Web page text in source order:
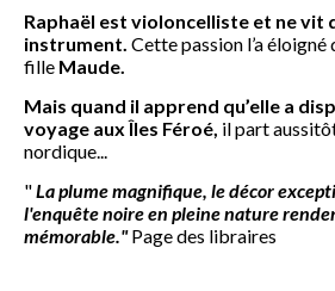
Raphaël est violoncelliste et ne vit
instrument. Cette passion l’a éloigné
fille Maude.
Mais quand il apprend qu’elle a
voyage aux Îles Féroé, il part
nordique...
"La plume magnifique, le décor
l'enquête noire en pleine nature
mémorable."Page des libraires